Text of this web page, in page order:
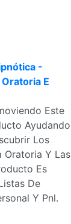
-
E
Este
Ayudando
Los
Oratoria Y Las
Es
De
Y Pnl.